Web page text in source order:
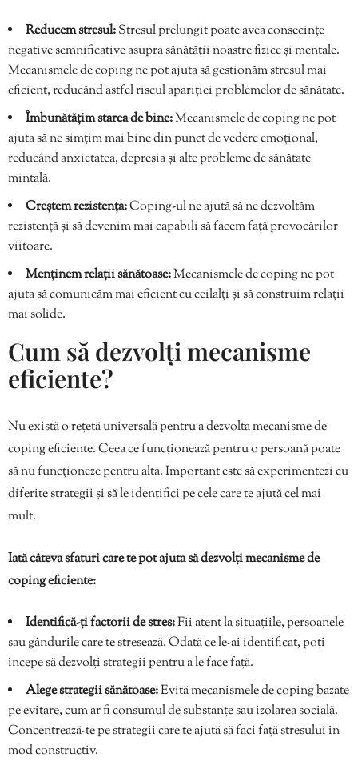
Reducem stresul:Stresul prelungit poate avea consecințe
negative semnificative asupra sănătății noastre fizice și mentale.
Mecanismele de coping ne pot ajuta să gestionăm stresul mai
eficient, reducând astfel riscul apariției problemelor de sănătate.
Îmbunătățim starea de bine:Mecanismele de coping ne pot
ajuta să ne simțim mai bine din punct de vedere emoțional,
reducând anxietatea, depresia și alte probleme de sănătate
mintală.
Creștem rezistența:Coping-ul ne ajută să ne dezvoltăm
rezistență și să devenim mai capabili să facem față provocărilor
viitoare.
Menținem relații sănătoase:Mecanismele de coping ne pot
ajuta să comunicăm mai eficient cu ceilalți și să construim relații
mai solide.
Cum să dezvolți mecanisme
eficiente?
Nu există o rețetă universală pentru a dezvolta mecanisme de
coping eficiente. Ceea ce funcționează pentru o persoană poate
să nu funcționeze pentru alta. Important este să experimentezi cu
diferite strategii și să le identifici pe cele care te ajută cel mai
mult.
Iată câteva sfaturi care te pot ajuta să dezvolți mecanisme de
coping eficiente:
Identifică-ți factorii de stres:Fii atent la situațiile, persoanele
sau gândurile care te stresează. Odată ce le-ai identificat, poți
începe să dezvolți strategii pentru a le face față.
Alege strategii sănătoase:Evită mecanismele de coping bazate
pe evitare, cum ar fi consumul de substanțe sau izolarea socială.
Concentrează-te pe strategii care te ajută să faci față stresului în
mod constructiv.